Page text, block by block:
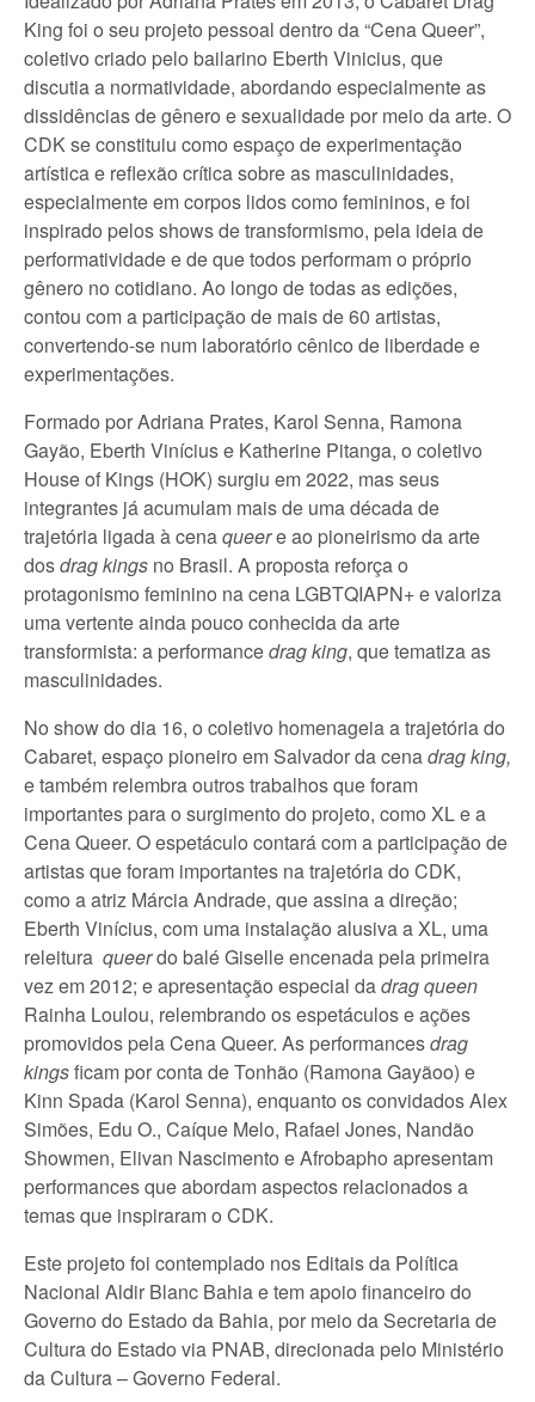
King foi o seu projeto pessoal dentro da “Cena Queer”,
coletivo criado pelo bailarino Eberth Vinicius, que
discutia a normatividade, abordando especialmente as
dissidências de gênero e sexualidade por meio da arte. O
CDK se constituiu como espaço de experimentação
artística e reflexão crítica sobre as masculinidades,
especialmente em corpos lidos como femininos, e foi
inspirado pelos shows de transformismo, pela ideia de
performatividade e de que todos performam o próprio
gênero no cotidiano. Ao longo de todas as edições,
contou com a participação de mais de 60 artistas,
convertendo-se num laboratório cênico de liberdade e
experimentações.
Formado por Adriana Prates, Karol Senna, Ramona
Gayão, Eberth Vinícius e Katherine Pitanga, o coletivo
House of Kings (HOK) surgiu em 2022, mas seus
integrantes já acumulam mais de uma década de
trajetória ligada à cenaqueere ao pioneirismo da arte
dosdrag kings no Brasil. A proposta reforça o
protagonismo feminino na cena LGBTQIAPN+ e valoriza
uma vertente ainda pouco conhecida da arte
transformista: a performancedrag king, que tematiza as
masculinidades.
No show do dia 16, o coletivo homenageia a trajetória do
Cabaret, espaço pioneiro em Salvador da cenadrag king,
e também relembra outros trabalhos que foram
importantes para o surgimento do projeto, como XL e a
Cena Queer. O espetáculo contará com a participação de
artistas que foram importantes na trajetória do CDK,
como a atriz Márcia Andrade, que assina a direção;
Eberth Vinícius, com uma instalação alusiva a XL, uma
releitura queerdo balé Giselle encenada pela primeira
vez em 2012; e apresentação especial dadrag queen
Rainha Loulou, relembrando os espetáculos e ações
promovidos pela Cena Queer. As performancesdrag
kingsficam por conta de Tonhão (Ramona Gayãoo) e
Kinn Spada (Karol Senna), enquanto os convidados Alex
Simões, Edu O., Caíque Melo, Rafael Jones, Nandão
Showmen, Elivan Nascimento e Afrobapho apresentam
performances que abordam aspectos relacionados a
temas que inspiraram o CDK.
Este projeto foi contemplado nos Editais da Política
Nacional Aldir Blanc Bahia e tem apoio financeiro do
Governo do Estado da Bahia, por meio da Secretaria de
Cultura do Estado via PNAB, direcionada pelo Ministério
da Cultura – Governo Federal.